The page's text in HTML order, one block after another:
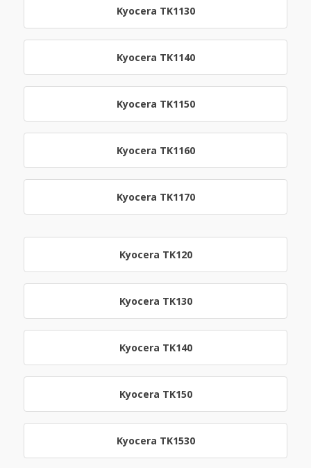
Kyocera TK1130
Kyocera TK1140
Kyocera TK1150
Kyocera TK1160
Kyocera TK1170
Kyocera TK120
Kyocera TK130
Kyocera TK140
Kyocera TK150
Kyocera TK1530